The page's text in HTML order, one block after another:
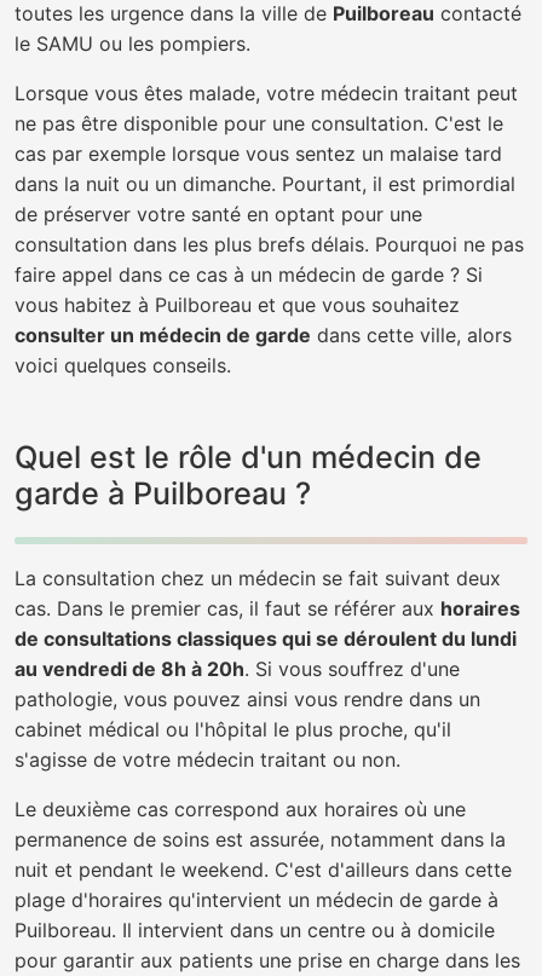
toutes les urgence dans la ville de Puilboreau contacté
le SAMU ou les pompiers.
Lorsque vous êtes malade, votre médecin traitant peut
ne pas être disponible pour une consultation. C'est le
cas par exemple lorsque vous sentez un malaise tard
dans la nuit ou un dimanche. Pourtant, il est primordial
de préserver votre santé en optant pour une
consultation dans les plus brefs délais. Pourquoi ne pas
faire appel dans ce cas à un médecin de garde ? Si
vous habitez à Puilboreau et que vous souhaitez
consulter un médecin de garde dans cette ville, alors
voici quelques conseils.
Quel est le rôle d'un médecin de
garde à Puilboreau ?
La consultation chez un médecin se fait suivant deux
cas. Dans le premier cas, il faut se référer aux horaires
de consultations classiques qui se déroulent du lundi
au vendredi de 8h à 20h. Si vous souffrez d'une
pathologie, vous pouvez ainsi vous rendre dans un
cabinet médical ou l'hôpital le plus proche, qu'il
s'agisse de votre médecin traitant ou non.
Le deuxième cas correspond aux horaires où une
permanence de soins est assurée, notamment dans la
nuit et pendant le weekend. C'est d'ailleurs dans cette
plage d'horaires qu'intervient un médecin de garde à
Puilboreau. Il intervient dans un centre ou à domicile
pour garantir aux patients une prise en charge dans les